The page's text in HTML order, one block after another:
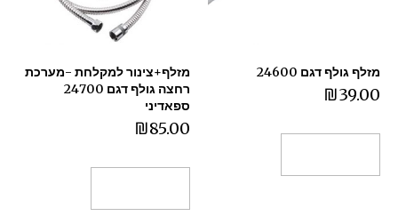
מזלף גולף דגם 24600
₪39.00
מזלף+צינור למקלחת -מערכת
רחצה גולף דגם 24700
ספאדיני
₪85.00